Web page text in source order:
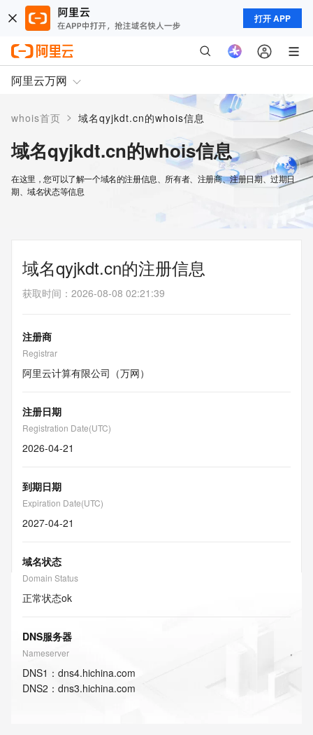
打开 APP
阿里云万网
whois首页 > 域名qyjkdt.cn的whois信息
域名qyjkdt.cn的whois信息
在这里，您可以了解一个域名的注册信息、所有者、注册商、注册日期、过期日
期、域名状态等信息
域名qyjkdt.cn的注册信息
获取时间 ： 2026-08-08 02:21:39
注册商
Registrar
阿里云计算有限公司（万网）
注册日期
Registration Date(UTC)
2026-04-21
到期日期
Expiration Date(UTC)
2027-04-21
域名状态
Domain Status
正常状态ok
DNS服务器
Nameserver
DNS1 ： dns4.hichina.com
DNS2 ： dns3.hichina.com